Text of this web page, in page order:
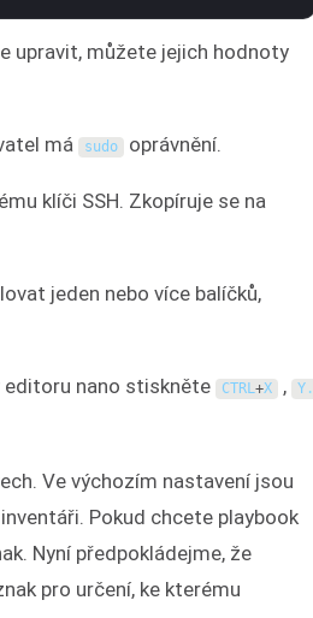
upravit, můžete jejich hodnoty
má sudo oprávnění.
klíči SSH. Zkopíruje se na
jeden nebo více balíčků,
editoru nano stiskněte CTRL+X , Y.
Ve výchozím nastavení jsou
Pokud chcete playbook
Nyní předpokládejme, že
pro určení, ke kterému